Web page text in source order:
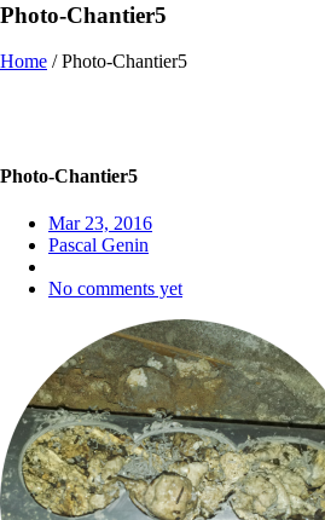
Photo-Chantier5
Home / Photo-Chantier5
Photo-Chantier5
Mar 23, 2016
Pascal Genin
No comments yet